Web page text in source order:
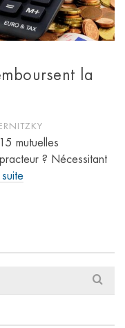
la
mutuelles
? Nécessitant
suite